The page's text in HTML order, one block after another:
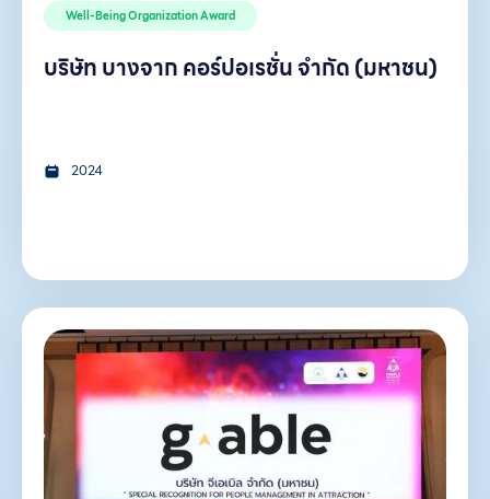
Well-Being Organization Award
บริษัท บางจาก คอร์ปอเรชั่น จำกัด (มหาชน)
2024